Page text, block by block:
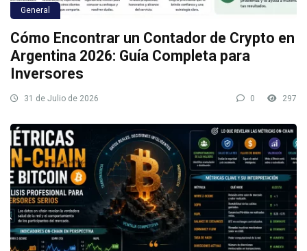
General
Cómo Encontrar un Contador de Crypto en
Argentina 2026: Guía Completa para
Inversores
31 de Julio de 2026 0 297